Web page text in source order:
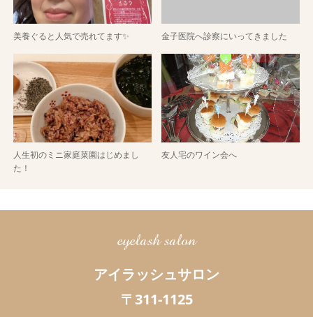
美養ぐると人気で売れてます✨ 金子医院へ診察にいってきました
人生初のミニ家庭菜園はじめまし
た！
友人宅のワイン会へ
eyelash salon
アイラッシュサロン
〒311-1125